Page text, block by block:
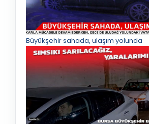
Büyükşehir sahada, ulaşım yolunda